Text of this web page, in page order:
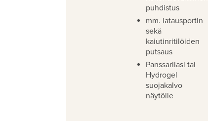
puhdistus
mm. latausportin
sekä
kaiutinritilöiden
putsaus
Panssarilasi tai
Hydrogel
suojakalvo
näytölle